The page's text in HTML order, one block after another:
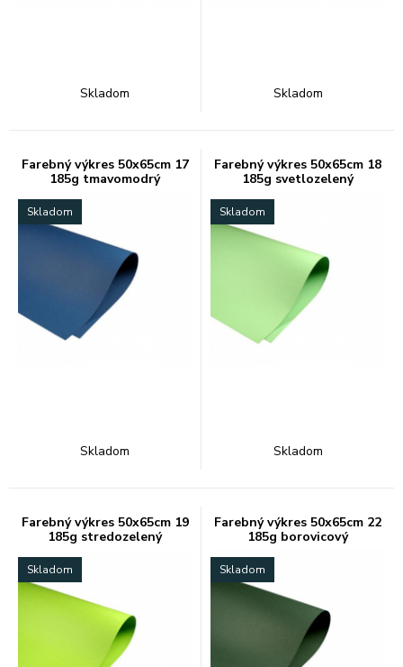
Skladom Skladom
Farebný výkres 50x65cm 17
185g tmavomodrý
Skladom
Skladom
Farebný výkres 50x65cm 18
185g svetlozelený
Skladom
Skladom
Farebný výkres 50x65cm 19
185g stredozelený
Skladom
Farebný výkres 50x65cm 22
185g borovicový
Skladom